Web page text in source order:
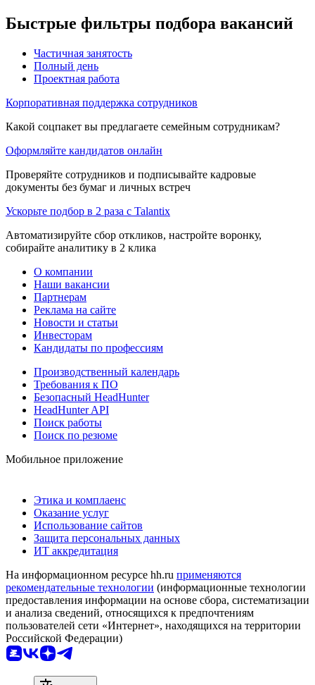
Быстрые фильтры подбора вакансий
Частичная занятость
Полный день
Проектная работа
Корпоративная поддержка сотрудников
Какой соцпакет вы предлагаете семейным сотрудникам?
Оформляйте кандидатов онлайн
Проверяйте сотрудников и подписывайте кадровые
документы без бумаг и личных встреч
Ускорьте подбор в 2 раза с Talantix
Автоматизируйте сбор откликов, настройте воронку,
собирайте аналитику в 2 клика
О компании
Наши вакансии
Партнерам
Реклама на сайте
Новости и статьи
Инвесторам
Кандидаты по профессиям
Производственный календарь
Требования к ПО
Безопасный HeadHunter
HeadHunter API
Поиск работы
Поиск по резюме
Мобильное приложение
Этика и комплаенс
Оказание услуг
Использование сайтов
Защита персональных данных
ИТ аккредитация
На информационном ресурсе hh.ru применяются
рекомендательные технологии (информационные технологии
предоставления информации на основе сбора, систематизации
и анализа сведений, относящихся к предпочтениям
пользователей сети «Интернет», находящихся на территории
Российской Федерации)